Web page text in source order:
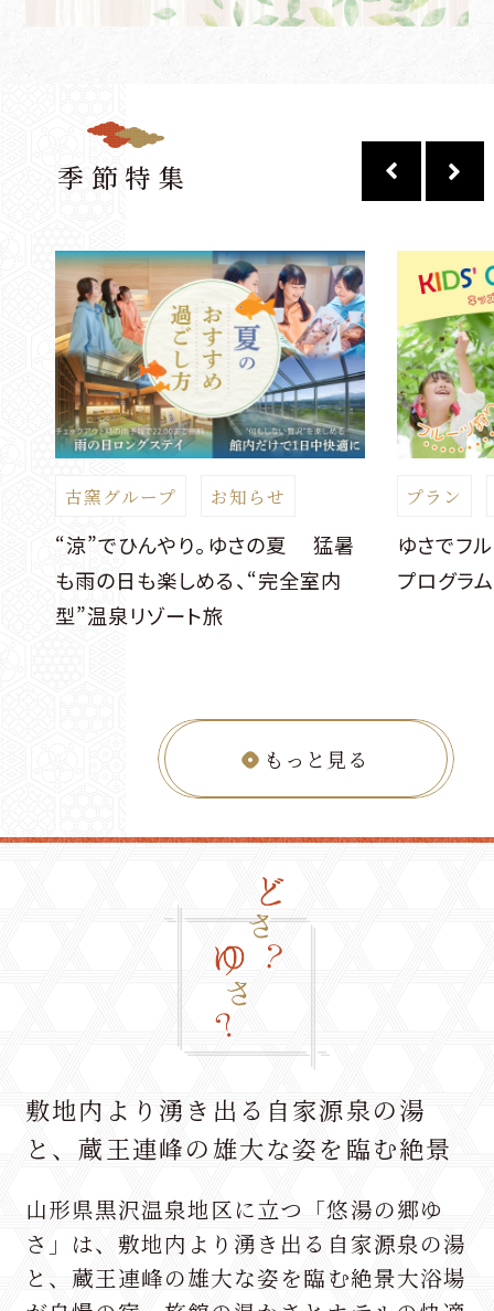
季節特集
古窯グループ お知らせ
“涼”でひんやり。ゆさの夏 猛暑
も雨の日も楽しめる、“完全室内
型”温泉リゾート旅
プラン
ゆさでフ
プログラ
もっと見る
敷地内より湧き出る自家源泉の湯
と、蔵王連峰の雄大な姿を臨む絶景
山形県黒沢温泉地区に立つ「悠湯の郷ゆ
さ」は、敷地内より湧き出る自家源泉の湯
と、 蔵王連峰の雄大な姿を臨む絶景大浴場
パスワード再発行はこちら